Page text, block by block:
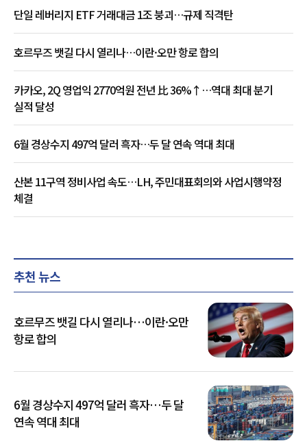
단일 레버리지 ETF 거래대금 1조 붕괴…규제 직격탄
호르무즈 뱃길 다시 열리나…이란·오만 항로 합의
카카오, 2Q 영업익 2770억원 전년 比 36%↑…역대 최대 분기
실적 달성
6월 경상수지 497억 달러 흑자…두 달 연속 역대 최대
산본 11구역 정비사업 속도…LH, 주민대표회의와 사업시행약정
체결
추천 뉴스
호르무즈 뱃길 다시 열리나…이란·오만
항로 합의
6월 경상수지 497억 달러 흑자…두 달
연속 역대 최대